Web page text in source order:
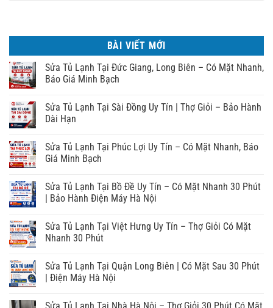
BÀI VIẾT MỚI
Sửa Tủ Lạnh Tại Đức Giang, Long Biên – Có Mặt Nhanh,
Báo Giá Minh Bạch
Sửa Tủ Lạnh Tại Sài Đồng Uy Tín | Thợ Giỏi – Bảo Hành
Dài Hạn
Sửa Tủ Lạnh Tại Phúc Lợi Uy Tín – Có Mặt Nhanh, Báo
Giá Minh Bạch
Sửa Tủ Lạnh Tại Bồ Đề Uy Tín – Có Mặt Nhanh 30 Phút
| Bảo Hành Điện Máy Hà Nội
Sửa Tủ Lạnh Tại Việt Hưng Uy Tín – Thợ Giỏi Có Mặt
Nhanh 30 Phút
Sửa Tủ Lạnh Tại Quận Long Biên | Có Mặt Sau 30 Phút
| Điện Máy Hà Nội
Sửa Tủ Lạnh Tại Nhà Hà Nội – Thợ Giỏi 30 Phút Có Mặt